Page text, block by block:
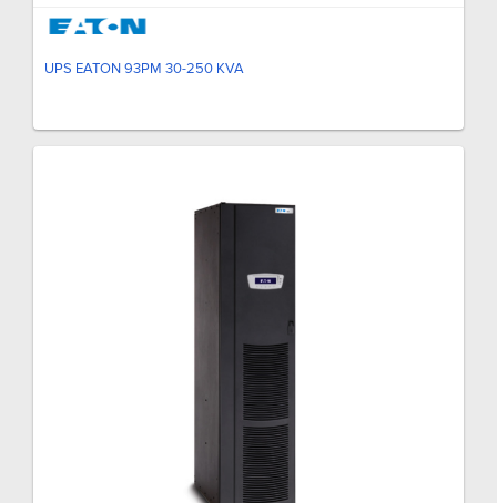
UPS EATON 93PM 30-250 KVA